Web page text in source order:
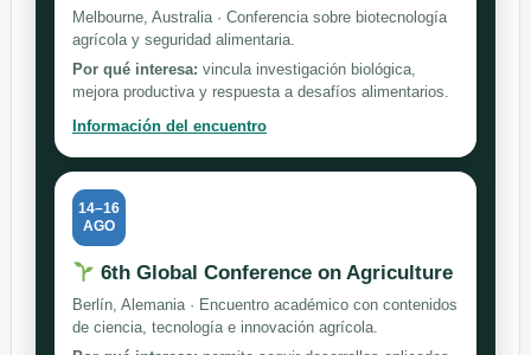
Melbourne, Australia · Conferencia sobre biotecnología
agrícola y seguridad alimentaria.
Por qué interesa: vincula investigación biológica,
mejora productiva y respuesta a desafíos alimentarios.
Información del encuentro
14–16
AGO
6th Global Conference on Agriculture
Berlín, Alemania · Encuentro académico con contenidos
de ciencia, tecnología e innovación agrícola.